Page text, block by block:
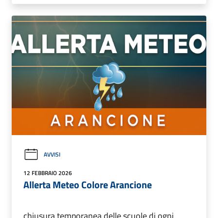
AVVISI
12 FEBBRAIO 2026
Allerta Meteo Colore Arancione